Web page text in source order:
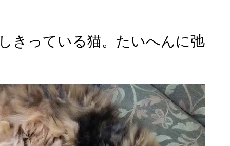
きっている猫。たいへんに弛